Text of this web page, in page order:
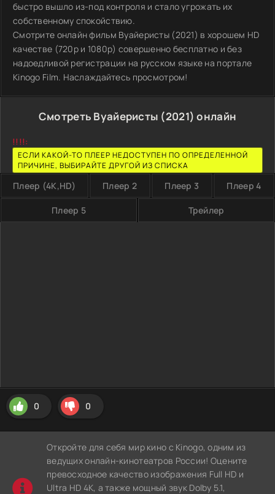
быстро вышло из-под контроля и стало угрожать их
собственному спокойствию.
Смотрите онлайн фильм Вуайеристы (2021) в хорошем HD
качестве (720p и 1080p) совершенно бесплатно и без
надоедливой регистрации на русском языке на портале
Kinogo Film. Наслаждайтесь просмотром!
Смотреть Вуайеристы (2021) онлайн
!!!!:
ЕСЛИ КАКОЙ-ТО ПЛЕЕР НЕДОСТУПЕН ПО ОПРЕДЕЛЕННОЙ
ПРИЧИНЕ, ВЫБИРАЙТЕ ДРУГОЙ ИЗ СПИСКА
Плеер (4K,HD) Плеер 2 Плеер 3 Плеер 4
Плеер 5 Трейлер
0 0
Откройте для себя мир кино с Kinogo, одним из
ведущих онлайн-кинотеатров России! Оцените
превосходное качество изображения Full HD и
Ultra HD 4K, а также мощный звук Dolby 5.1,